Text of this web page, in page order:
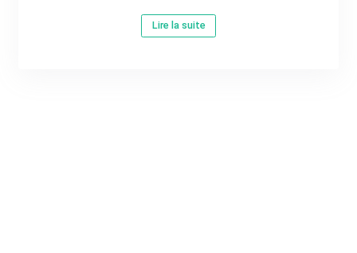
Lire la suite